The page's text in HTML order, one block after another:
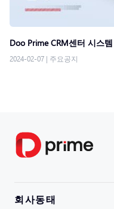
Doo Prime CRM센터 시스
2024-02-07 | 주요공지
회사동태